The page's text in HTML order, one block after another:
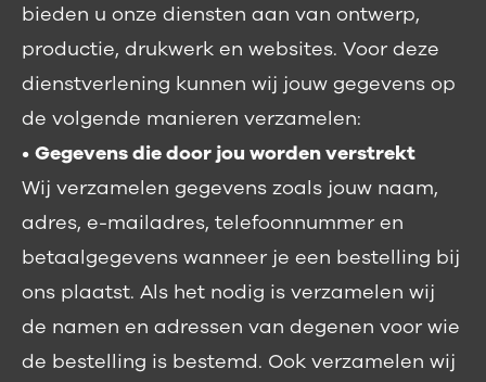
bieden u onze diensten aan van ontwerp,
productie, drukwerk en websites. Voor deze
dienstverlening kunnen wij jouw gegevens op
de volgende manieren verzamelen:
• Gegevens die door jou worden verstrekt
Wij verzamelen gegevens zoals jouw naam,
adres, e-mailadres, telefoonnummer en
betaalgegevens wanneer je een bestelling bij
ons plaatst. Als het nodig is verzamelen wij
de namen en adressen van degenen voor wie
de bestelling is bestemd. Ook verzamelen wij